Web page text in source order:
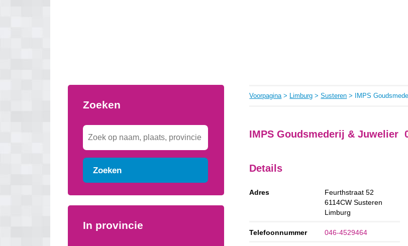
Zoeken
Zoeken
In provincie
Voorpagina> Limburg >Susteren > IMPS
IMPS Goudsmederij & Juwelier
Details
Adres
Feurthstraat 52
6114CW Susteren
Limburg
Telefoonnummer 046-4529464